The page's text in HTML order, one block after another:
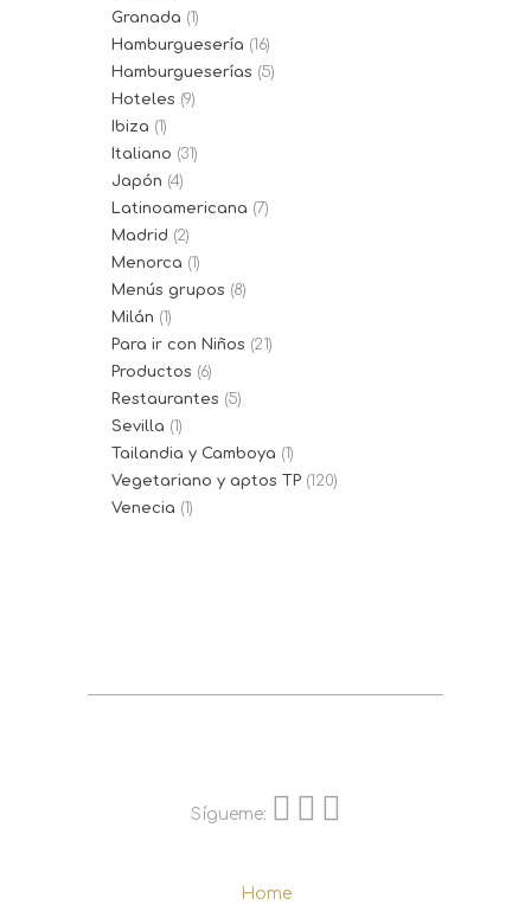
Granada (1)
Hamburguesería (16)
Hamburgueserías (5)
Hoteles (9)
Ibiza (1)
Italiano (31)
Japón (4)
Latinoamericana (7)
Madrid (2)
Menorca (1)
Menús grupos (8)
Milán (1)
Para ir con Niños (21)
Productos (6)
Restaurantes (5)
Sevilla (1)
Tailandia y Camboya (1)
Vegetariano y aptos TP (120)
Venecia (1)
Sígueme:
Home